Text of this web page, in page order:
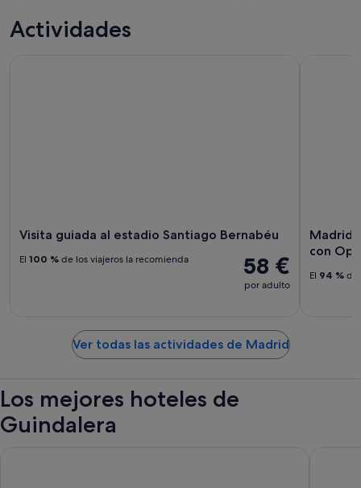
Actividades
Visita guiada al estadio Santiago Bernabéu
58 €
por adulto
El 100 % de los viajeros la recomienda
Madrid:
con
El 94 % de
Ver todas las actividades de Madrid
Los mejores hoteles de
Guindalera